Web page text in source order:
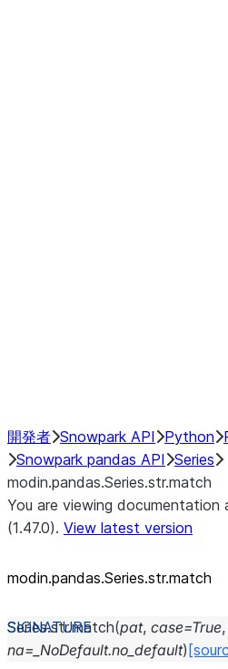
開発者 Snowpark API Python
Snowpark pandas API Series
modin.pandas.Series.str.match
You are viewing documentation
(1.47.0). View latest version
modin.pandas.Series.str.match
Series.str.match(pat, case=True,
na= _NoDefault.no_default)